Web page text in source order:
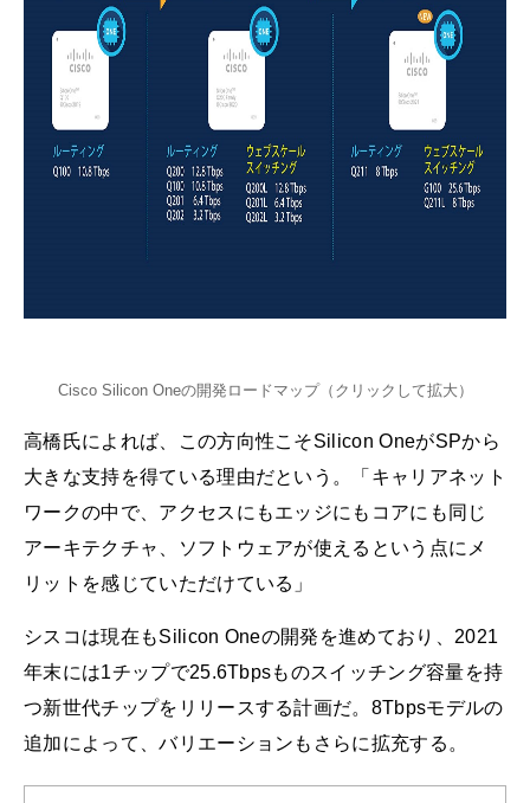
Cisco Silicon Oneの開発ロードマップ（クリックして拡大）
高橋氏によれば、この方向性こそSilicon OneがSPから
大きな支持を得ている理由だという。「キャリアネット
ワークの中で、アクセスにもエッジにもコアにも同じ
アーキテクチャ、ソフトウェアが使えるという点にメ
リットを感じていただけている」
シスコは現在もSilicon Oneの開発を進めており、2021
年末には1チップで25.6Tbpsものスイッチング容量を持
つ新世代チップをリリースする計画だ。8Tbpsモデルの
追加によって、バリエーションもさらに拡充する。